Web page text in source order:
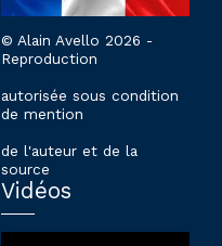
© Alain Avello 2026 -
Reproduction
autorisée sous condition
de mention
de l'auteur et de la
source
Vidéos